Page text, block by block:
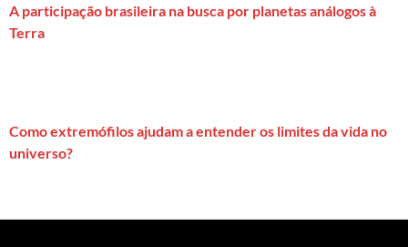
A participação brasileira na busca por planetas análogos à
Terra
Como extremófilos ajudam a entender os limites da vida no
universo?